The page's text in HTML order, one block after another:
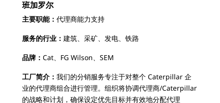
班加罗尔
主要职能： 代理商能力支持
服务的行业： 建筑、采矿、发电、铁路
品牌： Cat、FG Wilson、SEM
工厂简介： 我们的分销服务专注于对整个 Caterpillar 企
业的代理商组合进行管理。组织将协调代理商/Caterpillar
的战略和计划，确保设定优先目标并有效地分配代理